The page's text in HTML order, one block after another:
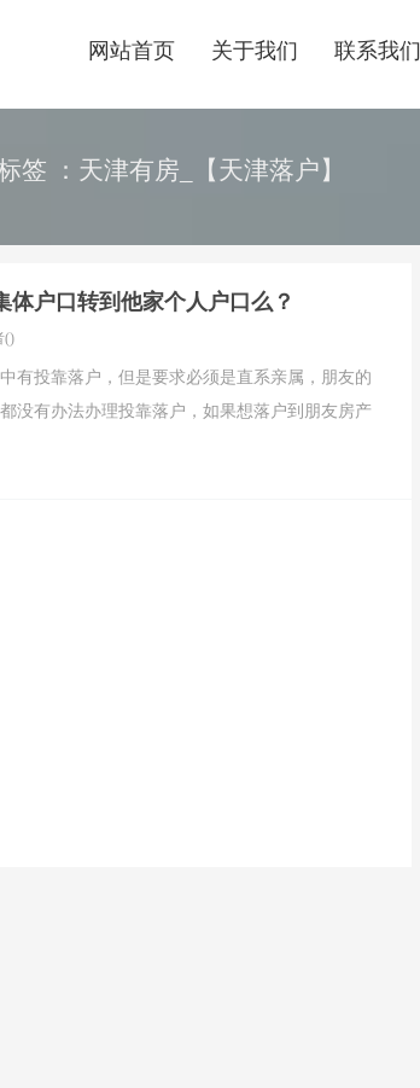
网站首页 关于我们 联系我们
签 ：天津有房_【天津落户】
户口转到他家个人户口么？
()
有投靠落户，但是要求必须是直系亲属，朋友的
没有办法办理投靠落户，如果想落户到朋友房产